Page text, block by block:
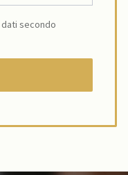
secondo